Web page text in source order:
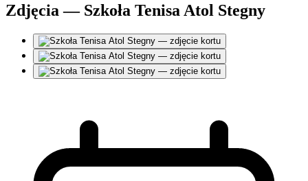
Zdjęcia — Szkoła Tenisa Atol Stegny